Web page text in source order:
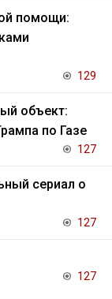
помощи:
129
объект:
по Газе
127
сериал о
127
127